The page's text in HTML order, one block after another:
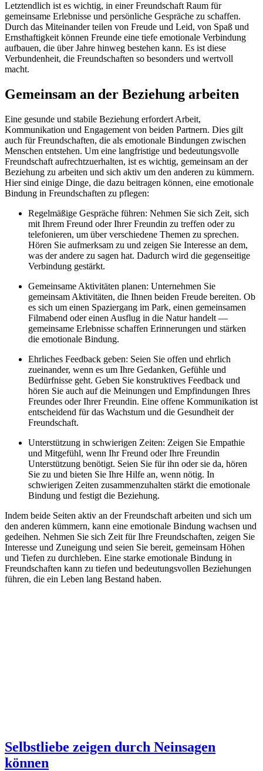
Letztendlich ist es wichtig, in einer Freundschaft Raum für
gemeinsame Erlebnisse und persönliche Gespräche zu schaffen.
Durch das Miteinander teilen von Freude und Leid, von Spaß und
Ernsthaftigkeit können Freunde eine tiefe emotionale Verbindung
aufbauen, die über Jahre hinweg bestehen kann. Es ist diese
Verbundenheit, die Freundschaften so besonders und wertvoll
macht.
Gemeinsam an der Beziehung arbeiten
Eine gesunde und stabile Beziehung erfordert Arbeit,
Kommunikation und Engagement von beiden Partnern. Dies gilt
auch für Freundschaften, die als emotionale Bindungen zwischen
Menschen entstehen. Um eine langfristige und bedeutungsvolle
Freundschaft aufrechtzuerhalten, ist es wichtig, gemeinsam an der
Beziehung zu arbeiten und sich aktiv um den anderen zu kümmern.
Hier sind einige Dinge, die dazu beitragen können, eine emotionale
Bindung in Freundschaften zu pflegen:
Regelmäßige Gespräche führen: Nehmen Sie sich Zeit, sich
mit Ihrem Freund oder Ihrer Freundin zu treffen oder zu
telefonieren, um über verschiedene Themen zu sprechen.
Hören Sie aufmerksam zu und zeigen Sie Interesse an dem,
was der andere zu sagen hat. Dadurch wird die gegenseitige
Verbindung gestärkt.
Gemeinsame Aktivitäten planen: Unternehmen Sie
gemeinsam Aktivitäten, die Ihnen beiden Freude bereiten. Ob
es sich um einen Spaziergang im Park, einen gemeinsamen
Filmabend oder einen Ausflug in die Natur handelt —
gemeinsame Erlebnisse schaffen Erinnerungen und stärken
die emotionale Bindung.
Ehrliches Feedback geben: Seien Sie offen und ehrlich
zueinander, wenn es um Ihre Gedanken, Gefühle und
Bedürfnisse geht. Geben Sie konstruktives Feedback und
hören Sie auch auf die Meinungen und Empfindungen Ihres
Freundes oder Ihrer Freundin. Eine offene Kommunikation ist
entscheidend für das Wachstum und die Gesundheit der
Freundschaft.
Unterstützung in schwierigen Zeiten: Zeigen Sie Empathie
und Mitgefühl, wenn Ihr Freund oder Ihre Freundin
Unterstützung benötigt. Seien Sie für ihn oder sie da, hören
Sie zu und bieten Sie Ihre Hilfe an, wenn nötig. In
schwierigen Zeiten zusammenzuhalten stärkt die emotionale
Bindung und festigt die Beziehung.
Indem beide Seiten aktiv an der Freundschaft arbeiten und sich um
den anderen kümmern, kann eine emotionale Bindung wachsen und
gedeihen. Nehmen Sie sich Zeit für Ihre Freundschaften, zeigen Sie
Interesse und Zuneigung und seien Sie bereit, gemeinsam Höhen
und Tiefen zu durchleben. Eine starke emotionale Bindung in
Freundschaften kann zu tiefen und bedeutungsvollen Beziehungen
führen, die ein Leben lang Bestand haben.
Selbstliebe zeigen durch Neinsagen
können